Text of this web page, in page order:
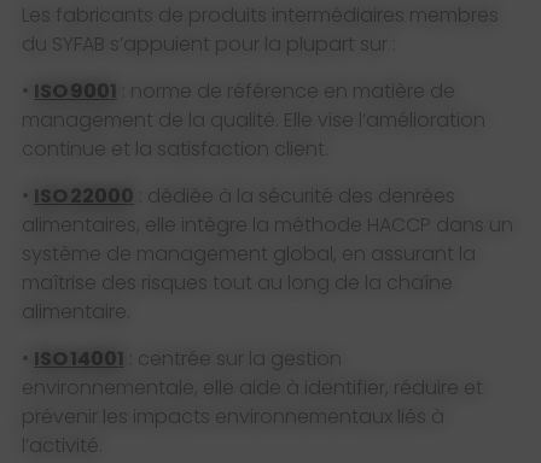
Les fabricants de produits intermédiaires membres
du SYFAB s’appuient pour la plupart sur :
• ISO 9001 : norme de référence en matière de
management de la qualité. Elle vise l’amélioration
continue et la satisfaction client.
• ISO 22000 : dédiée à la sécurité des denrées
alimentaires, elle intègre la méthode HACCP dans un
système de management global, en assurant la
maîtrise des risques tout au long de la chaîne
alimentaire.
• ISO 14001 : centrée sur la gestion
environnementale, elle aide à identifier, réduire et
prévenir les impacts environnementaux liés à
l’activité.